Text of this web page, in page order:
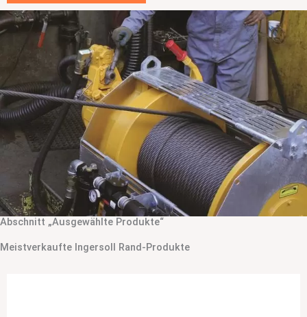
Abschnitt „Ausgewählte Produkte“
Meistverkaufte Ingersoll Rand-Produkte